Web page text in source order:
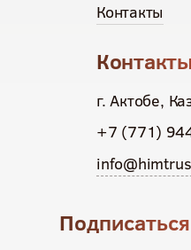
Контакты
Контакты
г. Актобе,
+7 (771)